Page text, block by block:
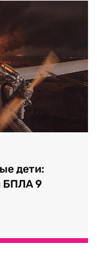
дети:
БПЛА 9